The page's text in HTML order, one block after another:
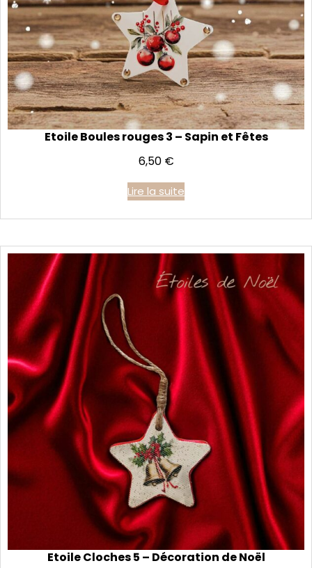
Etoile Boules rouges 3 – Sapin et Fêtes
6,50 €
Lire la suite
Etoile Cloches 5 – Décoration de Noël